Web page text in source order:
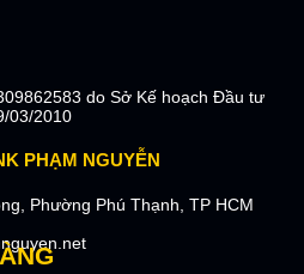
do Sở Kế hoạch Đầu tư
03/2010
PHẠM NGUYỄN
Phường Phú Thạnh, TP HCM